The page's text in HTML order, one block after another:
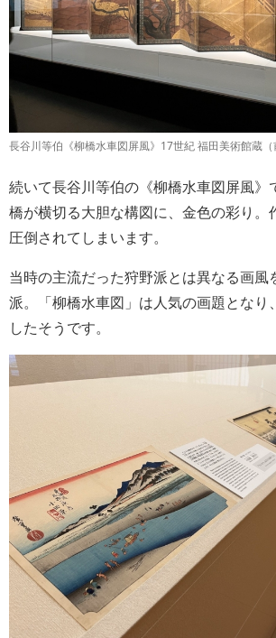
長谷川等伯《柳橋水車図屏風》17世紀 福田美術館蔵（
続いて長谷川等伯の《柳橋水車図屏風》
橋が横切る大胆な構図に、金色の彩り。
圧倒されてしまいます。
当時の主流だった狩野派とは異なる画風
派。「柳橋水車図」は人気の画題となり
したそうです。